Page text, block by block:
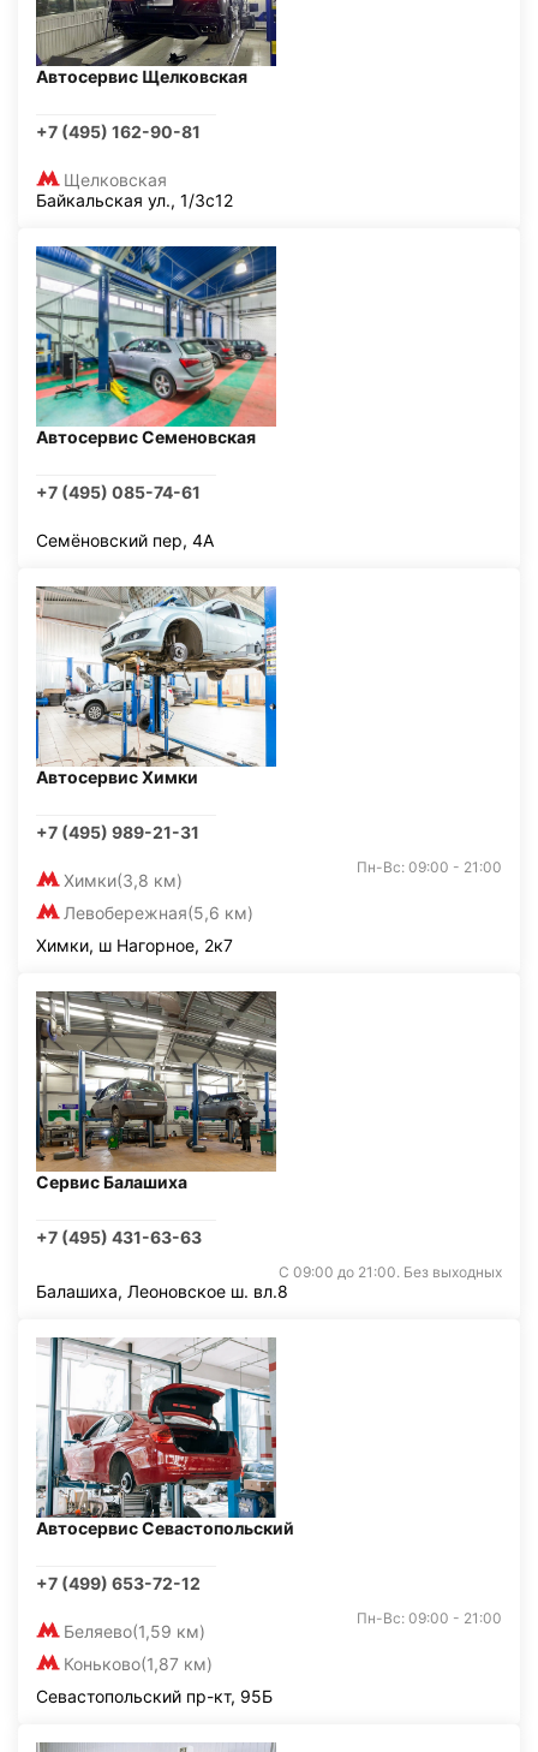
Автосервис Щелковская
+7 (495) 162-90-81
Щелковская
Байкальская ул., 1/3с12
Автосервис Семеновская
+7 (495) 085-74-61
Семёновский пер, 4А
Автосервис Химки
+7 (495) 989-21-31
Химки(3,8 км)
Левобережная(5,6 км)
Пн-Вс: 09:00 - 21:00
Химки, ш Нагорное, 2к7
Сервис Балашиха
+7 (495) 431-63-63
С 09:00 до 21:00. Без выходных
Балашиха, Леоновское ш. вл.8
Автосервис Севастопольский
+7 (499) 653-72-12
Беляево(1,59 км)
Коньково(1,87 км)
Пн-Вс: 09:00 - 21:00
Севастопольский пр-кт, 95Б